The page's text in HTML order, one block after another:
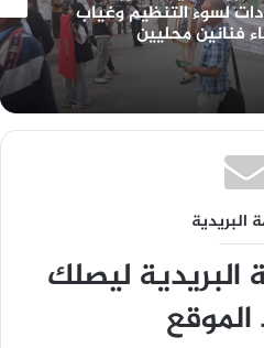
لسوء التنظيم وغياب
فنانين محليين
البريدية
البريدية ليصلك